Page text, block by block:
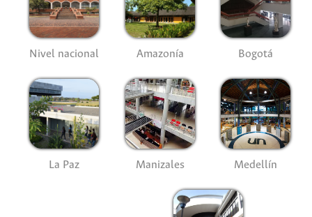
Nivel nacional Amazonía Bogotá
La Paz Manizales Medellín